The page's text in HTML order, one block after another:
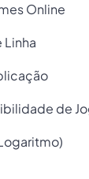
Online
de